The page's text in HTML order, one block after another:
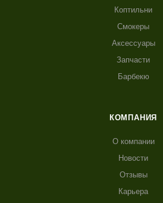
Коптильни
Смокеры
Аксессуары
Запчасти
Барбекю
КОМПАНИЯ
О компании
Новости
Отзывы
Карьера